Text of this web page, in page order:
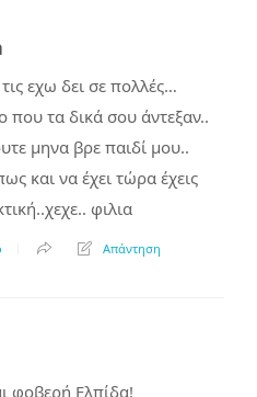
εχω δει σε πολλές…
τα δικά σου άντεξαν..
μηνα βρε παιδί μου..
και να έχει τώρα έχεις
φιλια
Απάντηση
φοβερή Ελπίδα!